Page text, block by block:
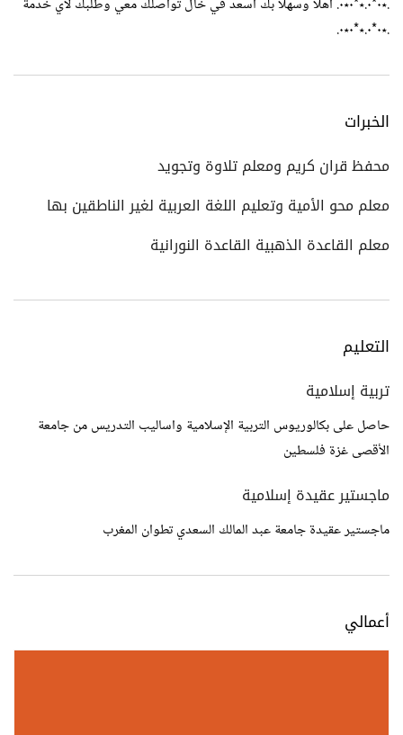
.٭٠*٠.٭*٠٭٠. أهلا وسهلا بك أسعد في خال تواصلك معي وطلبك لأي خدمة
.٭٠*٠.٭*٠٭٠.
الخبرات
محفظ قران كريم ومعلم تلاوة وتجويد
معلم محو الأمية وتعليم اللغة العربية لغير الناطقين بها
معلم القاعدة الذهبية القاعدة النورانية
التعليم
تربية إسلامية
حاصل على بكالوريوس التربية الإسلامية واساليب التدريس من جامعة
الأقصى غزة فلسطين
ماجستير عقيدة إسلامية
ماجستير عقيدة جامعة عبد المالك السعدي تطوان المغرب
أعمالي